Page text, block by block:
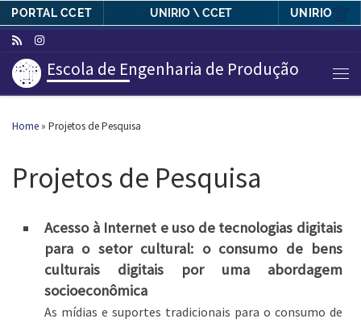
PORTAL CCET UNIRIO \ CCET UNIRIO
Skip to content
Escola de Engenharia de Produção
Home » Projetos de Pesquisa
Projetos de Pesquisa
Acesso à Internet e uso de tecnologias digitais
para o setor cultural: o consumo de bens
culturais digitais por uma abordagem
socioeconômica
As mídias e suportes tradicionais para o consumo de